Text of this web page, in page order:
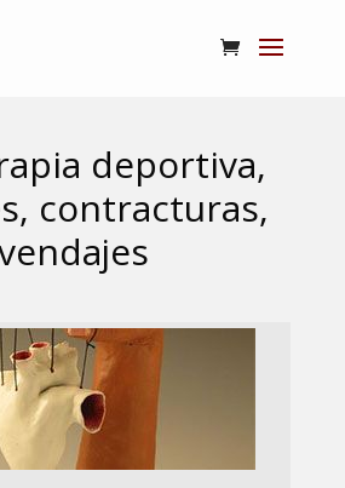
deportiva,
contracturas,